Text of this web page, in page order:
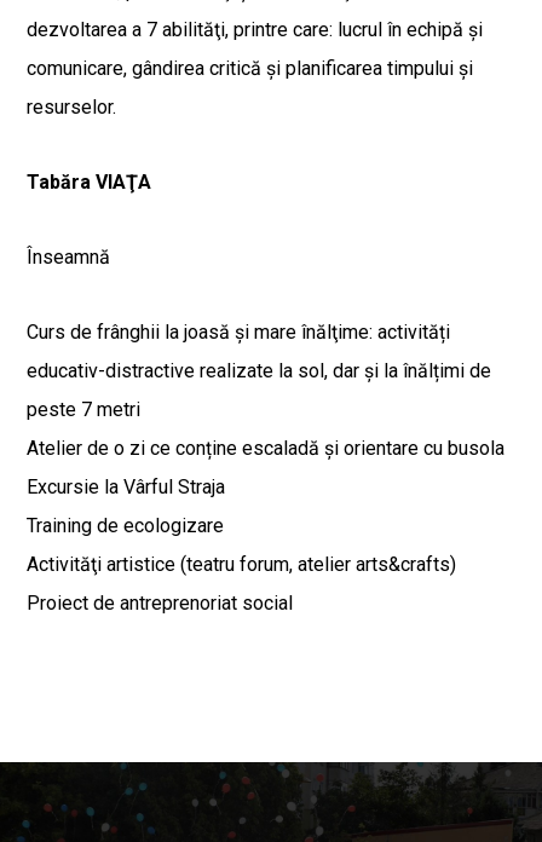
dezvoltarea a 7 abilităţi, printre care: lucrul în echipă şi
comunicare, gândirea critică şi planificarea timpului şi
resurselor.
Tabăra VIAŢA
Înseamnă
Curs de frânghii la joasă și mare înălţime: activități
educativ-distractive realizate la sol, dar și la înălțimi de
peste 7 metri
Atelier de o zi ce conține escaladă şi orientare cu busola
Excursie la Vârful Straja
Training de ecologizare
Activităţi artistice (teatru forum, atelier arts&crafts)
Proiect de antreprenoriat social